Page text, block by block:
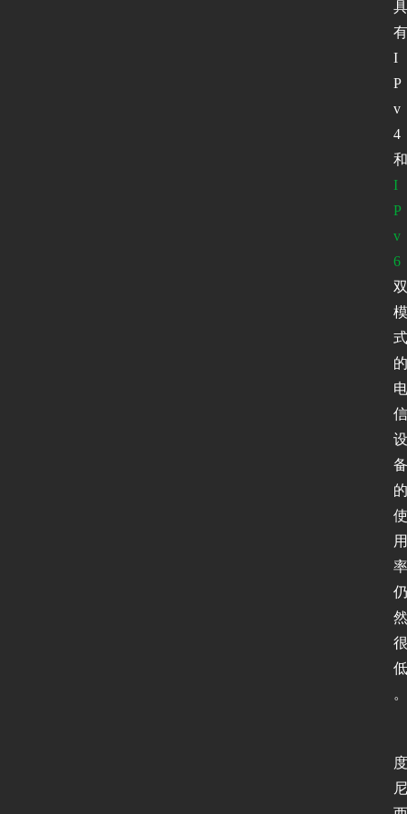
具
有
I
P
v
4
和
I
P
v
6
双
模
式
的
电
信
设
备
的
使
用
率
仍
然
很
低
。
度
尼